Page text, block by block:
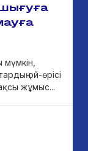
ой-өрісі
жұмыс...